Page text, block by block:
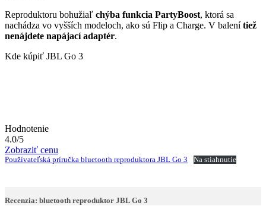
Reproduktoru bohužiaľ chýba funkcia PartyBoost, ktorá sa
nachádza vo vyšších modeloch, ako sú Flip a Charge. V balenítiež
nenájdete napájací adaptér.
Kde kúpiť JBL Go 3
Hodnotenie
4.0/5
Zobraziť cenu
Používateľská príručka bluetooth reproduktora JBL Go 3 Na stiahnutie
Recenzia: bluetooth reproduktor JBL Go 3